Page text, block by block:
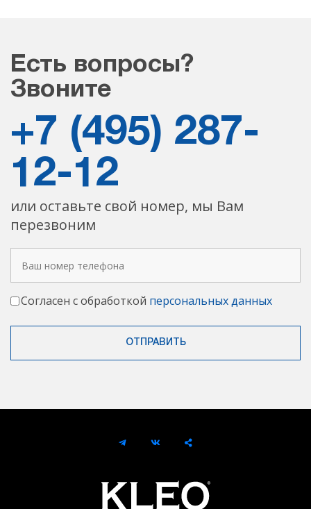
Есть вопросы?
Звоните
+7 (495) 287-
12-12
или оставьте свой номер, мы Вам
перезвоним
Согласен с обработкой персональных данных